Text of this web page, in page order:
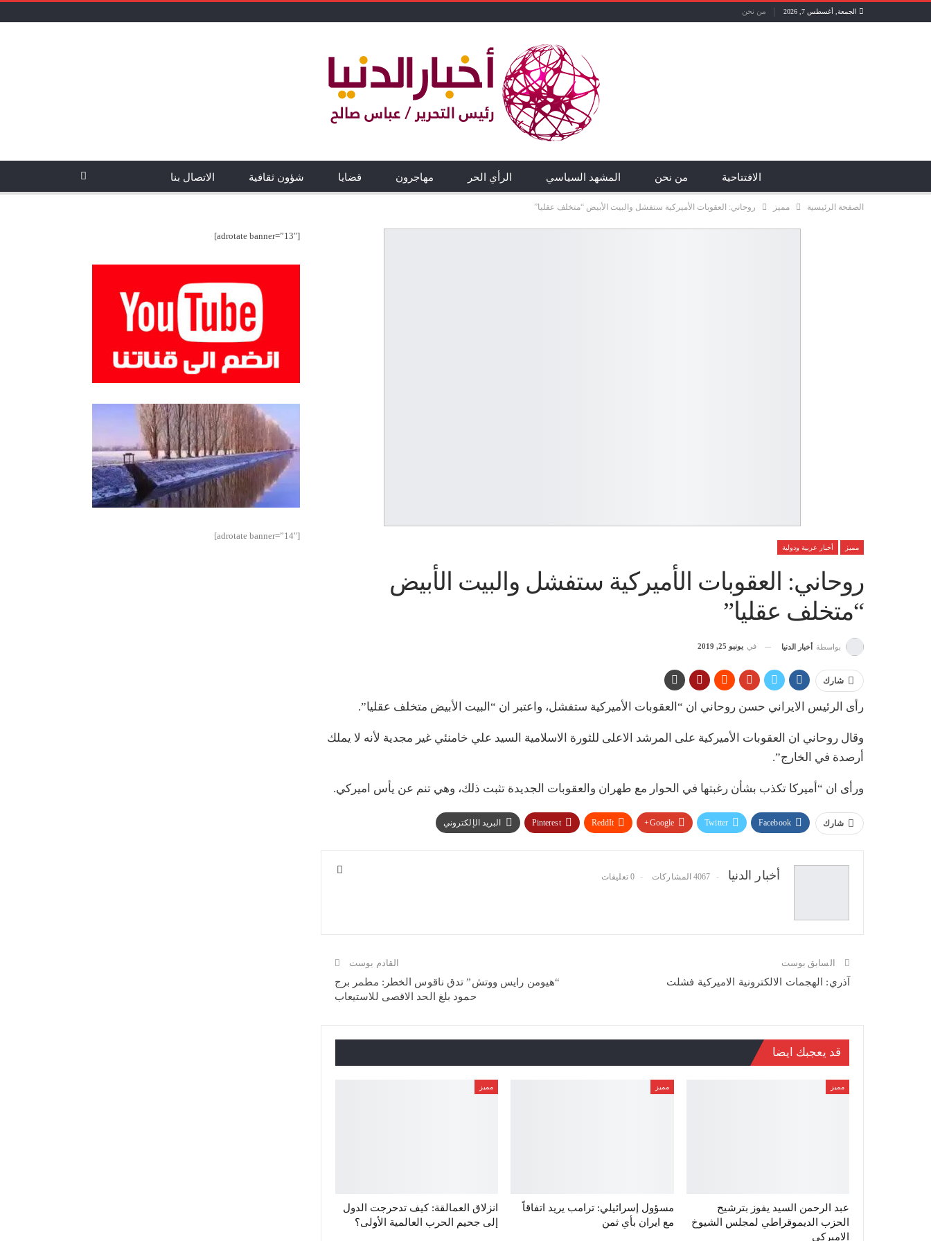
الجمعة, أغسطس 7, 2026 من نحن
الافتتاحية من نحن المشهد السياسي الرأي الحر مهاجرون قضايا شؤون ثقافية الاتصال بنا
الصفحة الرئيسية مميز روحاني: العقوبات الأميركية ستفشل والبيت الأبيض “متخلف عقليا”
مميز أخبار عربية ودولية
روحاني: العقوبات الأميركية ستفشل والبيت الأبيض
“متخلف عقليا”
بواسطة أخبار الدنيا في يونيو 25, 2019
شارك
رأى الرئيس الايراني حسن روحاني ان “العقوبات الأميركية ستفشل، واعتبر ان “البيت الأبيض متخلف عقليا”.
وقال روحاني ان العقوبات الأميركية على المرشد الاعلى للثورة الاسلامية السيد علي خامنئي غير مجدية لأنه لا يملك
أرصدة في الخارج”.
ورأى ان “أميركا تكذب بشأن رغبتها في الحوار مع طهران والعقوبات الجديدة تثبت ذلك، وهي تنم عن يأس اميركي.
شارك Facebook
Twitter
Google+
ReddIt
Pinterest البريد الإلكتروني
أخبار الدنيا 4067 المشاركات 0 تعليقات
السابق بوست
آذري: الهجمات الالكترونية الاميركية فشلت
القادم بوست
“هيومن رايس ووتش” تدق ناقوس الخطر: مطمر برج
حمود بلغ الحد الاقصى للاستيعاب
قد يعجبك ايضا
مميز
عبد الرحمن السيد يفوز بترشيح
الحزب الديموقراطي لمجلس الشيوخ
الاميركي
مميز
مسؤول إسرائيلي: ترامب يريد اتفاقاً
مع ايران بأي ثمن
مميز
انزلاق العمالقة: كيف تدحرجت الدول
إلى جحيم الحرب العالمية الأولى؟
[adrotate banner=”13″]
[adrotate banner=”14″]